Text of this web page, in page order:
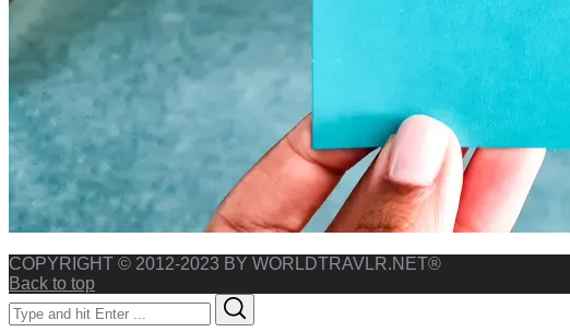
COPYRIGHT © 2012-2023 BY WORLDTRAVLR.NET®
Back to top
Search
for: